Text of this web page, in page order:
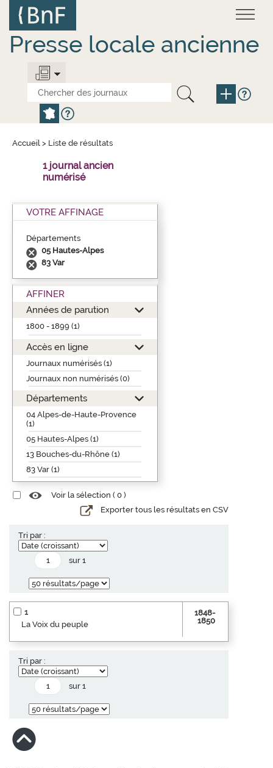
contenu
principal
Presse locale ancienne
Accueil > Liste de résultats
1 journal ancien
numérisé
VOTRE AFFINAGE
Départements
05 Hautes-Alpes
83 Var
AFFINER
Années de parution
1800 - 1899 (1)
Accès en ligne
Journaux numérisés (1)
Journaux non numérisés (0)
Départements
04 Alpes-de-Haute-Provence
(1)
05 Hautes-Alpes (1)
13 Bouches-du-Rhône (1)
83 Var (1)
Voir la sélection ( 0 )
Exporter tous les résultats en CSV
Tri par :
sur 1
1
La Voix du peuple
1848-
1850
Tri par :
sur 1
Panneau de gestion des cookies